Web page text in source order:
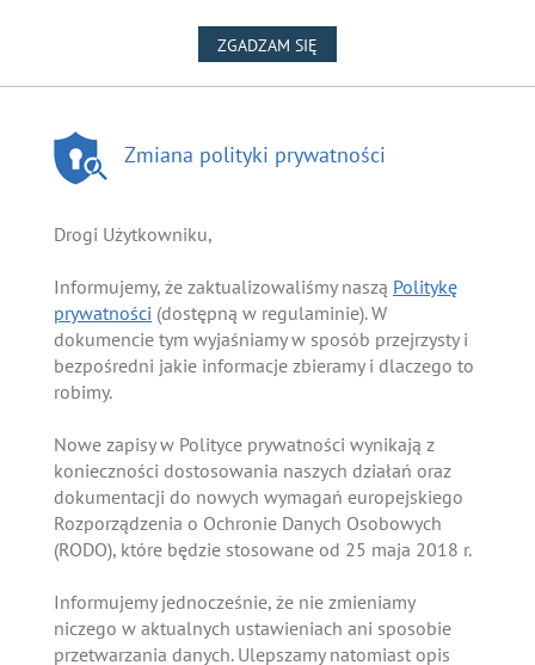
ZGADZAM SIĘ
Zmiana polityki prywatności
Drogi Użytkowniku,
Informujemy, że zaktualizowaliśmy naszą Politykę
prywatności (dostępną w regulaminie). W
dokumencie tym wyjaśniamy w sposób przejrzysty i
bezpośredni jakie informacje zbieramy i dlaczego to
robimy.
Nowe zapisy w Polityce prywatności wynikają z
konieczności dostosowania naszych działań oraz
dokumentacji do nowych wymagań europejskiego
Rozporządzenia o Ochronie Danych Osobowych
(RODO), które będzie stosowane od 25 maja 2018 r.
Informujemy jednocześnie, że nie zmieniamy
niczego w aktualnych ustawieniach ani sposobie
przetwarzania danych. Ulepszamy natomiast opis